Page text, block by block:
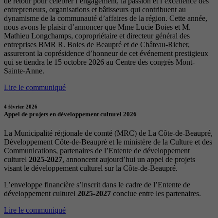
entrepreneurs, organisations et bâtisseurs qui contribuent au
dynamisme de la communauté d’affaires de la région. Cette année,
nous avons le plaisir d’annoncer que Mme Lucie Boies et M.
Mathieu Longchamps, copropriétaire et directeur général des
entreprises BMR R. Boies de Beaupré et de Château-Richer,
assureront la coprésidence d’honneur de cet événement prestigieux
qui se tiendra le 15 octobre 2026 au Centre des congrès Mont-
Sainte-Anne.
Lire le communiqué
4 février 2026
Appel de projets en développement culturel 2026
La Municipalité régionale de comté (MRC) de La Côte-de-Beaupré,
Développement Côte-de-Beaupré et le ministère de la Culture et des
Communications, partenaires de l’Entente de développement
culturel 2025-2027, annoncent aujourd’hui un appel de projets
visant le développement culturel sur la Côte-de-Beaupré.
L’enveloppe financière s’inscrit dans le cadre de l’Entente de
développement culturel 2025-2027 conclue entre les partenaires.
Lire le communiqué